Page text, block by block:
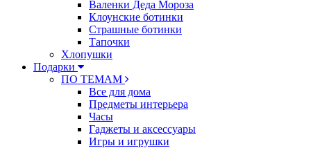
Валенки Деда Мороза
Клоунские ботинки
Страшные ботинки
Тапочки
Хлопушки
Подарки
ПО ТЕМАМ
Все для дома
Предметы интерьера
Часы
Гаджеты и аксессуары
Игры и игрушки